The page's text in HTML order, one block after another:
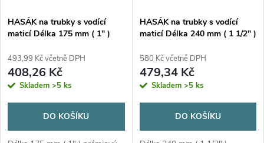
p
r
o
s
p
r
o
d
HASÁK na trubky s vodící
maticí Délka 175 mm ( 1" )
493,99 Kč včetně DPH
408,26 Kč
Skladem >5 ks
DO KOŠÍKU
HASÁK na trubky s vodící
maticí Délka 240 mm ( 1 1/2" )
580 Kč včetně DPH
479,34 Kč
Skladem >5 ks
DO KOŠÍKU